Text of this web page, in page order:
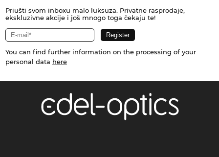
Priušti svom inboxu malo luksuza. Privatne rasprodaje,
ekskluzivne akcije i još mnogo toga čekaju te!
You can find further information on the processing of your
personal data here